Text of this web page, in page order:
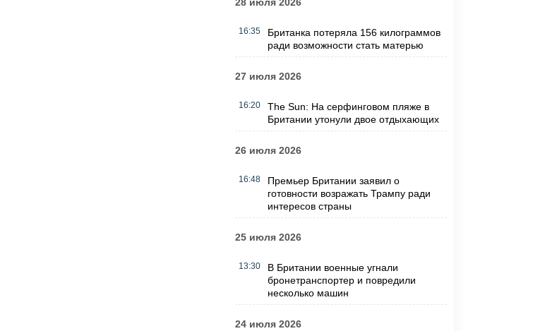
28 июля 2026
16:35
Британка потеряла 156 килограммов
ради возможности стать матерью
27 июля 2026
16:20
The Sun: На серфинговом пляже в
Британии утонули двое отдыхающих
26 июля 2026
16:48
Премьер Британии заявил о
готовности возражать Трампу ради
интересов страны
25 июля 2026
13:30
В Британии военные угнали
бронетранспортер и повредили
несколько машин
24 июля 2026